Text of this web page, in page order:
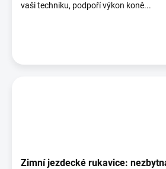
vaši techniku, podpoří výkon koně...
Zimní jezdecké rukavice: